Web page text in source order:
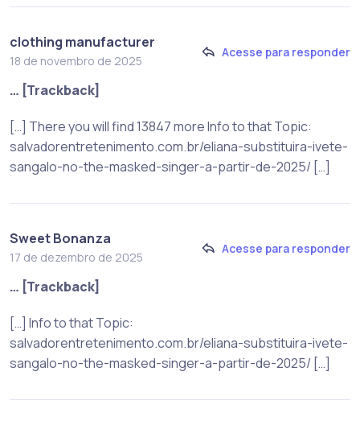
clothing manufacturer
18 de novembro de 2025
Acesse para responder
… [Trackback]
[…] There you will find 13847 more Info to that Topic:
salvadorentretenimento.com.br/eliana-substituira-ivete-
sangalo-no-the-masked-singer-a-partir-de-2025/ […]
Sweet Bonanza
17 de dezembro de 2025
Acesse para responder
… [Trackback]
[…] Info to that Topic:
salvadorentretenimento.com.br/eliana-substituira-ivete-
sangalo-no-the-masked-singer-a-partir-de-2025/ […]